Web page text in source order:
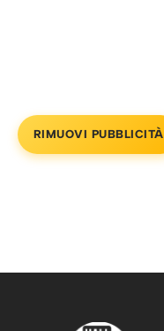
RIMUOVI PUBBLICITÀ